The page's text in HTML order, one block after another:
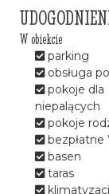
W obiekcie
parking
obsługa
pokoje dla
niepalących
pokoje
bezpłatne
basen
taras